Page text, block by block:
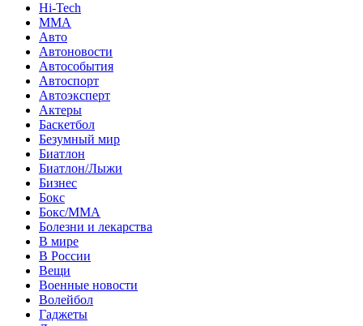
Hi-Tech
MMA
Авто
Автоновости
Автособытия
Автоспорт
Автоэксперт
Актеры
Баскетбол
Безумный мир
Биатлон
Биатлон/Лыжи
Бизнес
Бокс
Бокс/MMA
Болезни и лекарства
В мире
В России
Вещи
Военные новости
Волейбол
Гаджеты